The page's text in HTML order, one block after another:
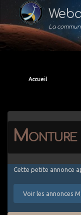
La
Accueil
Cette petite annonce
Voir les annonces